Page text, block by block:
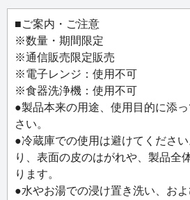
「伝統は革新である」を理念に、暮
たらす真正なものづくりを続けてい
天然の桜皮が帯のように表情をのぞ
オリジナルの茶筒です。通常の茶筒
ことで内筒の桜皮が現れ、外筒の木
を果たしています。樺細工としては
ら、素材や技法の特性を発揮した、
です。内筒はすべて桜皮が貼られて
外筒との対比を楽しめます。また、
あり、つまみが省かれているため、
に内蓋を茶箕の代わりに使うことが
ます。
■ご案内・ご注意
※数量・期間限定
※通信販売限定販売
※電子レンジ：使用不可
※食器洗浄機：使用不可
●製品本来の用途、使用目的に添
さい。
●冷蔵庫での使用は避けてくださ
り、表面の皮のはがれや、製品全
ります。
●水やお湯での浸け置き洗い、お